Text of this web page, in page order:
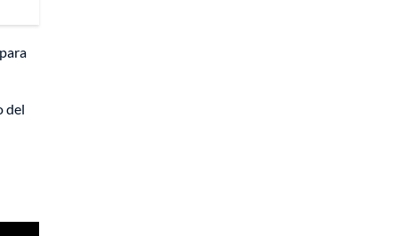
del